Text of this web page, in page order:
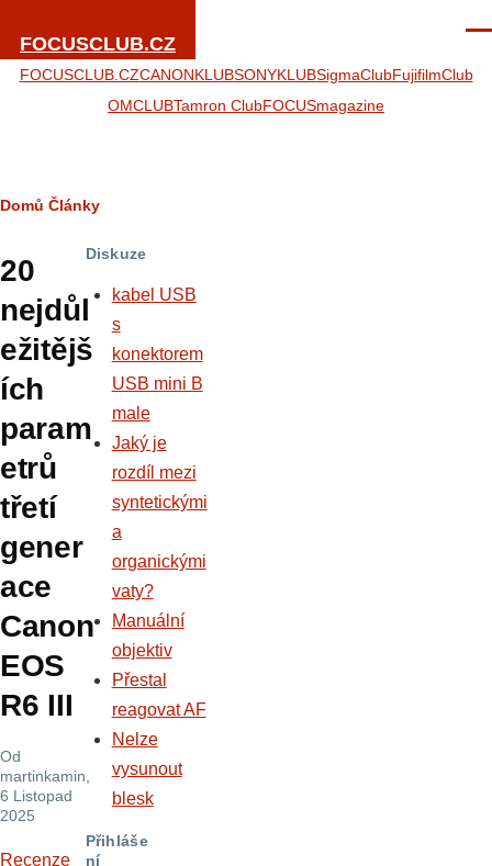
FOCUSCLUB.CZ
FOCUSCLUB.CZCANONKLUBSONYKLUBSigmaClubFujifilmClub
OMCLUBTamron ClubFOCUSmagazine
Drobečková
navigace
Domů Články
20
nejdůl
ežitějš
ích
param
etrů
třetí
gener
ace
Canon
EOS
R6 III
Od
martinkamin
6 Listopad
2025
Recenze
Diskuze
kabel USB
s
konektorem
USB mini B
male
Jaký je
rozdíl mezi
syntetickými
a
organickými
vaty?
Manuální
objektiv
Přestal
reagovat AF
Nelze
vysunout
blesk
Přihláše
ní